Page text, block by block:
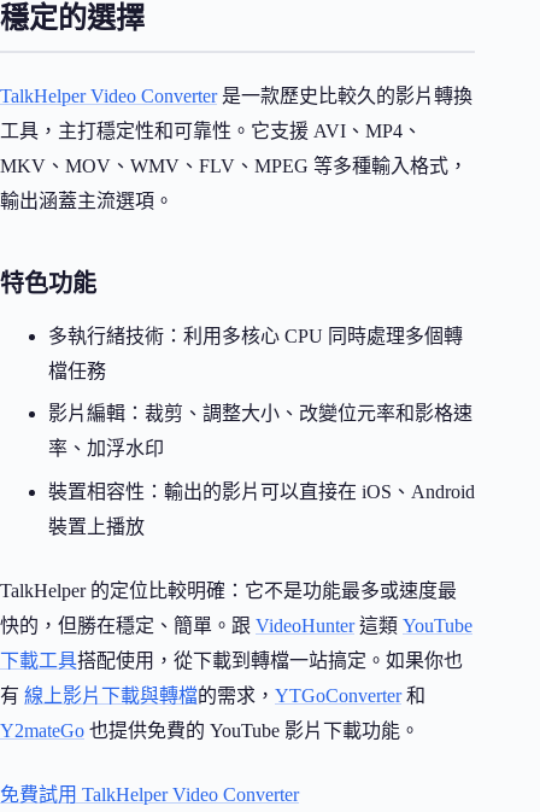
穩定的選擇
TalkHelper Video Converter是一款歷史比較久的影片轉換
工具，主打穩定性和可靠性。它支援 AVI、MP4、
MKV、MOV、WMV、FLV、MPEG 等多種輸入格式，
輸出涵蓋主流選項。
特色功能
多執行緒技術：利用多核心 CPU 同時處理多個轉
檔任務
影片編輯：裁剪、調整大小、改變位元率和影格速
率、加浮水印
裝置相容性：輸出的影片可以直接在 iOS、Android
裝置上播放
TalkHelper 的定位比較明確：它不是功能最多或速度最
快的，但勝在穩定、簡單。跟 VideoHunter這類 YouTube
下載工具搭配使用，從下載到轉檔一站搞定。如果你也
有 線上影片下載與轉檔的需求， YTGoConverter和
Y2mateGo 也提供免費的 YouTube 影片下載功能。
免費試用 TalkHelper Video Converter